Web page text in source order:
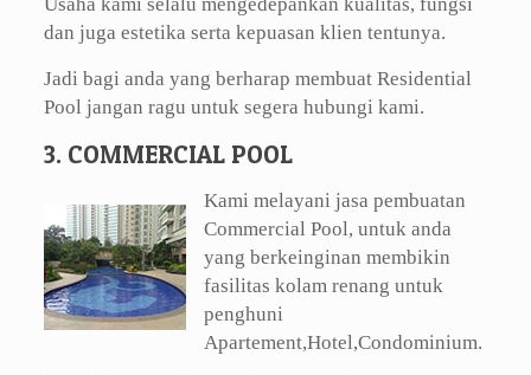
dan juga estetika serta kepuasan klien tentunya.
Jadi bagi anda yang berharap membuat Residential
Pool jangan ragu untuk segera hubungi kami.
3. COMMERCIAL POOL
Kami melayani jasa pembuatan
Commercial Pool, untuk anda
yang berkeinginan membikin
fasilitas kolam renang untuk
penghuni
Apartement,Hotel,Condominium.